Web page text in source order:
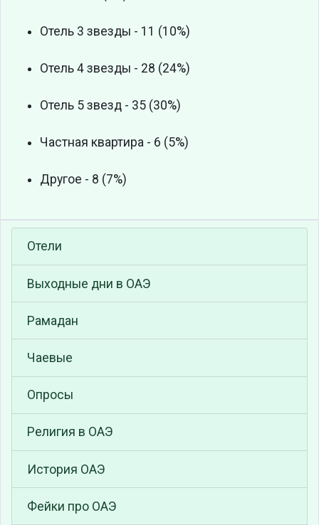
Отель 3 звезды - 11 (10%)
Отель 4 звезды - 28 (24%)
Отель 5 звезд - 35 (30%)
Частная квартира - 6 (5%)
Другое - 8 (7%)
Отели
Выходные дни в ОАЭ
Рамадан
Чаевые
Опросы
Религия в ОАЭ
История ОАЭ
Фейки про ОАЭ